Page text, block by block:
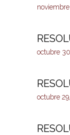
octubre
octubre